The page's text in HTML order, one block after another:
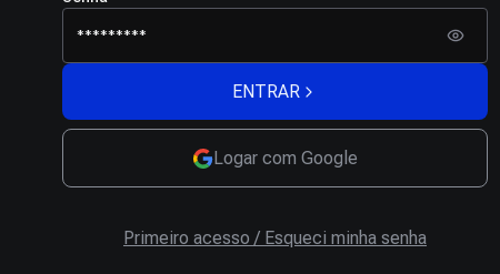
ENTRAR
Logar com Google
Primeiro acesso / Esqueci minha senha